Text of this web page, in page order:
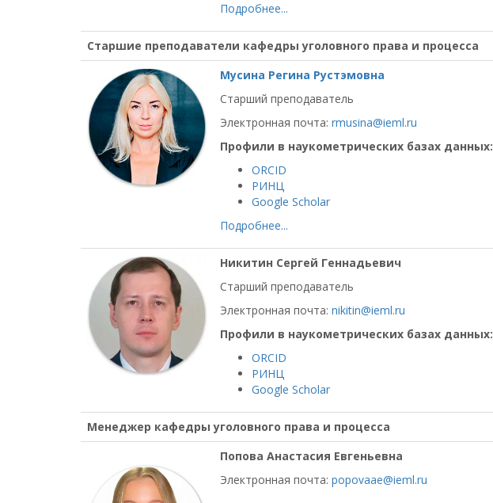
Подробнее...
Старшие преподаватели кафедры уголовного права и процесса
Мусина Регина Рустэмовна
Старший преподаватель
Электронная почта: rmusina@ieml.ru
Профили в наукометрических базах данных:
ORCID
РИНЦ
Google Scholar
Подробнее...
Никитин Сергей Геннадьевич
Старший преподаватель
Электронная почта: nikitin@ieml.ru
Профили в наукометрических базах данных:
ORCID
РИНЦ
Google Scholar
Менеджер кафедры уголовного права и процесса
Попова Анастасия Евгеньевна
Электронная почта: popovaae@ieml.ru